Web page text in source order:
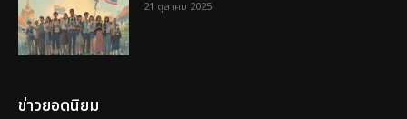
21 ตุลาคม 2025
ข่าวยอดนิยม